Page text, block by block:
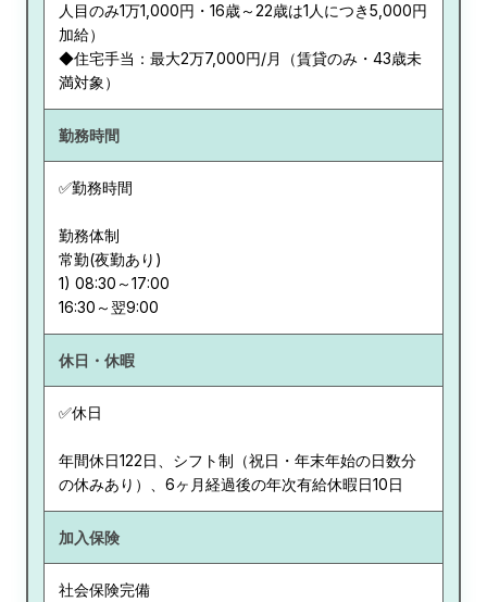
人目のみ1万1,000円・16歳～22歳は1人につき5,000円
加給）
◆住宅手当：最大2万7,000円/月（賃貸のみ・43歳未
満対象）
勤務時間
✅勤務時間
勤務体制
常勤(夜勤あり)
1) 08:30～17:00
休日・休暇
✅休日
年間休日122日、シフト制（祝日・年末年始の日数分
の休みあり）、6ヶ月経過後の年次有給休暇日10日
加入保険
社会保険完備